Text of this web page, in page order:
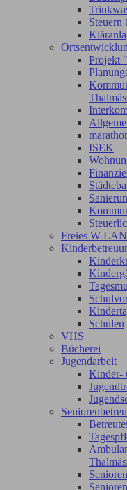
Steuern
Projekt
ISEK
Freies W-
Schulen
VHS
Bücherei
Jugendarbeit
Kinder-